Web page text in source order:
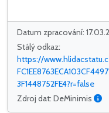
Datum zpracování:
Stálý odkaz:
https://
3F1448752FE4?r=false
Zdroj dat: DeMinimis